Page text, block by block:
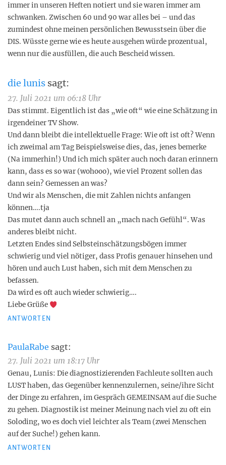
immer in unseren Heften notiert und sie waren immer am
schwanken. Zwischen 60 und 90 war alles bei – und das
zumindest ohne meinen persönlichen Bewusstsein über die
DIS. Wüsste gerne wie es heute ausgehen würde prozentual,
wenn nur die ausfüllen, die auch Bescheid wissen.
die lunis sagt:
27. Juli 2021 um 06:18 Uhr
Das stimmt. Eigentlich ist das „wie oft“ wie eine Schätzung in
irgendeiner TV Show.
Und dann bleibt die intellektuelle Frage: Wie oft ist oft? Wenn
ich zweimal am Tag Beispielsweise dies, das, jenes bemerke
(Na immerhin!) Und ich mich später auch noch daran erinnern
kann, dass es so war (wohooo), wie viel Prozent sollen das
dann sein? Gemessen an was?
Und wir als Menschen, die mit Zahlen nichts anfangen
können….tja
Das mutet dann auch schnell an „mach nach Gefühl“. Was
anderes bleibt nicht.
Letzten Endes sind Selbsteinschätzungsbögen immer
schwierig und viel nötiger, dass Profis genauer hinsehen und
hören und auch Lust haben, sich mit dem Menschen zu
befassen.
Da wird es oft auch wieder schwierig….
Liebe Grüße
ANTWORTEN
PaulaRabe sagt:
27. Juli 2021 um 18:17 Uhr
Genau, Lunis: Die diagnostizierenden Fachleute sollten auch
LUST haben, das Gegenüber kennenzulernen, seine/ihre Sicht
der Dinge zu erfahren, im Gespräch GEMEINSAM auf die Suche
zu gehen. Diagnostik ist meiner Meinung nach viel zu oft ein
Soloding, wo es doch viel leichter als Team (zwei Menschen
auf der Suche!) gehen kann.
ANTWORTEN